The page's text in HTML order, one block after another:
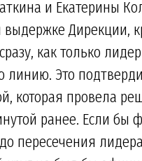
и Екатерины
выдержке Дирекции,
как только
Это
которая провела
ранее. Если бы
пересечения